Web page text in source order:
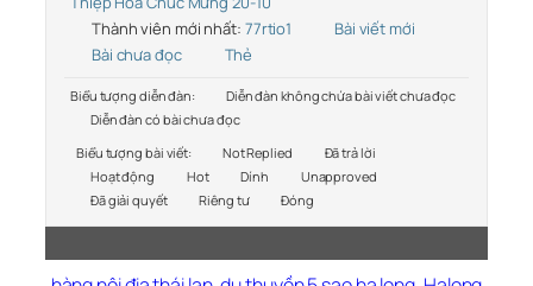
Thành viên mới nhất: 77rtio1
Bài viết mới
Bài chưa đọc
Thẻ
Biểu tượng diễn đàn:
Diễn đàn không chứa bài viết chưa đọc
Diễn đàn có bài chưa đọc
Biểu tượng bài viết:
Not Replied
Đã trả lời
Hoạt động
Hot Dính
Unapproved
Đã giải quyết
Riêng tư Đóng